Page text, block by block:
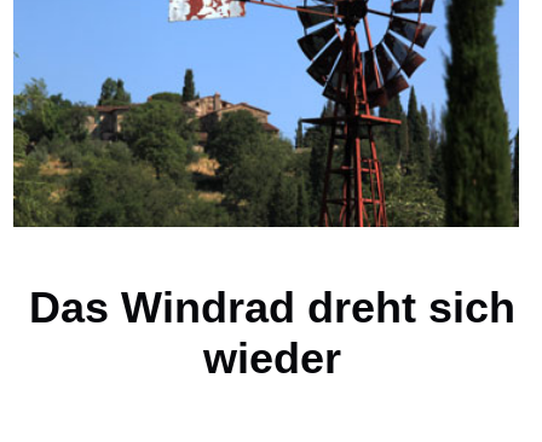
Das Windrad dreht sich
wieder